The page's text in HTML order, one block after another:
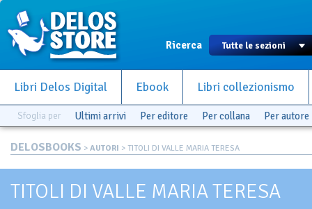
Ricerca
Libri Delos Digital Ebook Libri collezionismo
Sfoglia per Ultimi arrivi Per editore Per collana Per autore
DELOSBOOKS > AUTORI > TITOLI DI VALLE MARIA TERESA
TITOLI DI VALLE MARIA TERESA